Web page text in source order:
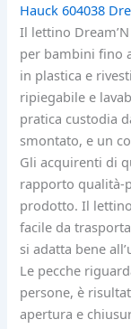
Hauck 604038
Il lettino
per bambini fino
in plastica e
ripiegabile e
pratica custodia
smontato, e un
Gli acquirenti di
rapporto qualità-
prodotto. Il
facile da
si adatta bene
Le pecche
persone, è
apertura e